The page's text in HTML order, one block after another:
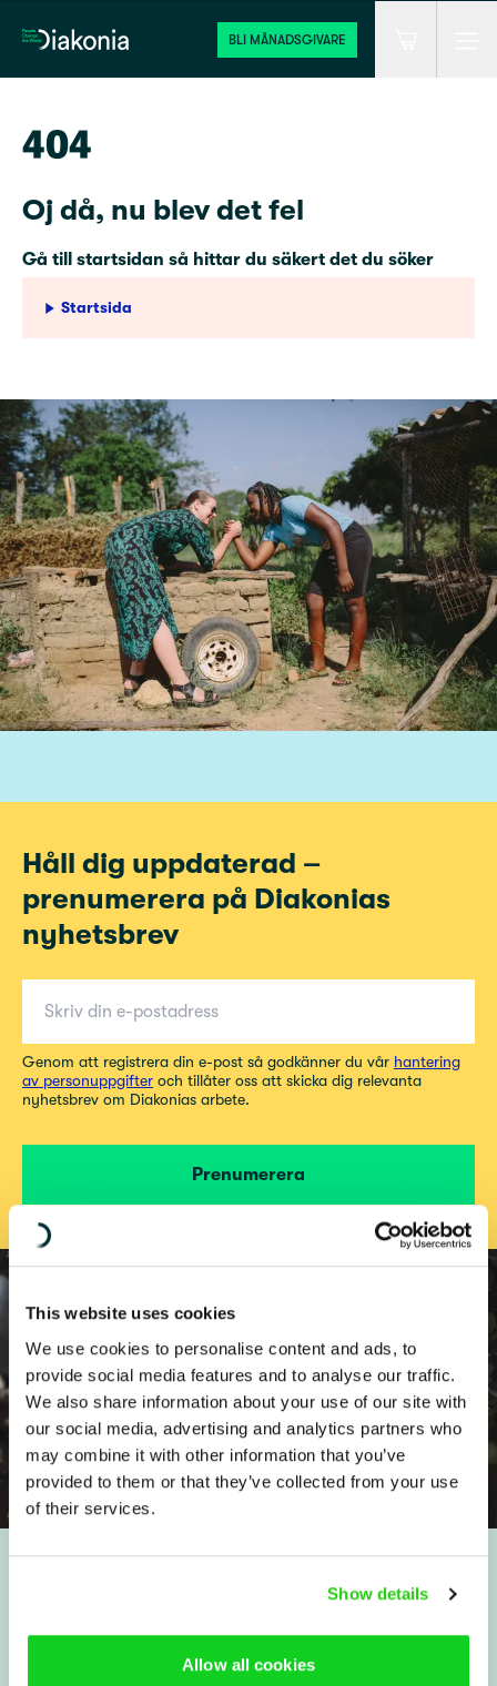
This website uses cookies
We use cookies to personalise content and ads, to
provide social media features and to analyse our traffic.
We also share information about your use of our site with
our social media, advertising and analytics partners who
may combine it with other information that you’ve
provided to them or that they’ve collected from your use
of their services.
Show details
Allow all cookies
Hem BLI MÅNADSGIVARE
404
Oj då, nu blev det fel
Gå till startsidan så hittar du säkert det du söker
Startsida
Håll dig uppdaterad –
prenumerera på Diakonias
nyhetsbrev
E-post för nyhetsbrev
Genom att registrera din e-post så godkänner du vår hantering
av personuppgifter och tillåter oss att skicka dig relevanta
nyhetsbrev om Diakonias arbete.
Prenumerera
Stöd oss
Engagera dig
Om oss